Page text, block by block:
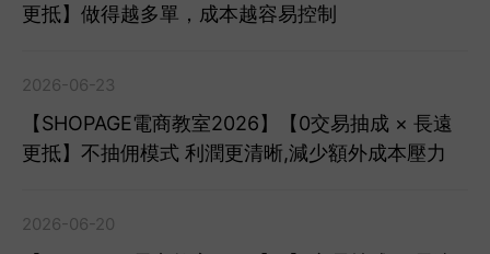
更抵】做得越多單，成本越容易控制
2026-06-23
【SHOPAGE電商教室2026】【0交易抽成 × 長遠
更抵】不抽佣模式 利潤更清晰,減少額外成本壓力
2026-06-20